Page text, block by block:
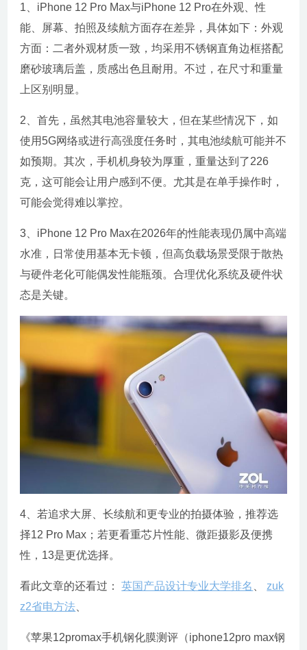
1、iPhone 12 Pro Max与iPhone 12 Pro在外观、性
能、屏幕、拍照及续航方面存在差异，具体如下：外观
方面：二者外观材质一致，均采用不锈钢直角边框搭配
磨砂玻璃后盖，质感出色且耐用。不过，在尺寸和重量
上区别明显。
2、首先，虽然其电池容量较大，但在某些情况下，如
使用5G网络或进行高强度任务时，其电池续航可能并不
如预期。其次，手机机身较为厚重，重量达到了226
克，这可能会让用户感到不便。尤其是在单手操作时，
可能会觉得难以掌控。
3、iPhone 12 Pro Max在2026年的性能表现仍属中高端
水准，日常使用基本无卡顿，但高负载场景受限于散热
与硬件老化可能偶发性能瓶颈。合理优化系统及硬件状
态是关键。
4、若追求大屏、长续航和更专业的拍摄体验，推荐选
择12 Pro Max；若更看重芯片性能、微距摄影及便携
性，13是更优选择。
看此文章的还看过：英国产品设计专业大学排名
zuk
z2省电方法
《苹果12promax手机钢化膜测评（iphone12pro max钢